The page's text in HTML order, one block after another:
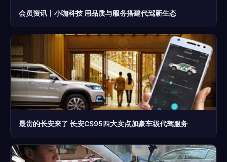
会员资讯丨小咖科技 用品质与服务搭建代驾新生态
最贵的长安来了 长安CS95四大卖点加豪车级代驾服务